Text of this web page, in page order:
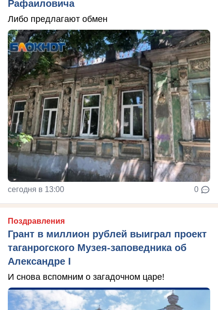
Рафаиловича
Либо предлагают обмен
сегодня в 13:00 0
Поздравления
Грант в миллион рублей выиграл проект
таганрогского Музея-заповедника об
Александре I
И снова вспомним о загадочном царе!